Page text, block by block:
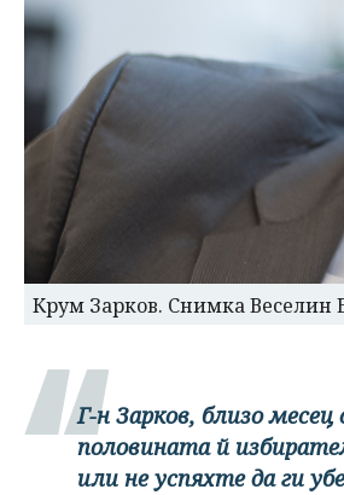
Крум Зарков. Снимка Веселин
Г-н Зарков, близо
половината й
или не успяхте да ги